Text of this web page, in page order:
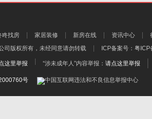
咚找房 家居装修 新房在线 资讯中心
司 版权所有，未经同意请勿转载 ICP备案号： 粤ICP
这里举报 “涉未成年人”内容举报： 请点这里举报
号